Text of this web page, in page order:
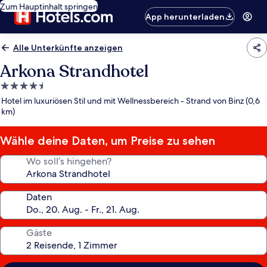
Zum Hauptinhalt springen
App herunterladen
Alle Unterkünfte anzeigen
Arkona Strandhotel
4.5-
Sterne-
Unterkunft
Hotel im luxuriösen Stil und mit Wellnessbereich - Strand von Binz (0,6
km)
Wähle deine Daten, um Preise zu sehen
Wo soll’s hingehen?
Daten
Gäste